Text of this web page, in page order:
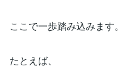
ここで一歩踏み込みます。
たとえば、